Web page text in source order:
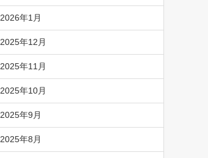
2026年1月
2025年12月
2025年11月
2025年10月
2025年9月
2025年8月